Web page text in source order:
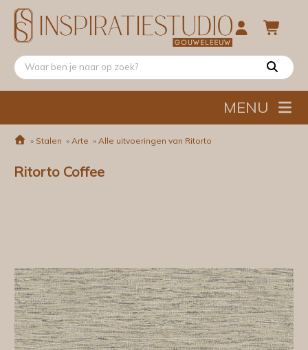
MENU
» Stalen » Arte » Alle uitvoeringen van Ritorto
Ritorto Coffee